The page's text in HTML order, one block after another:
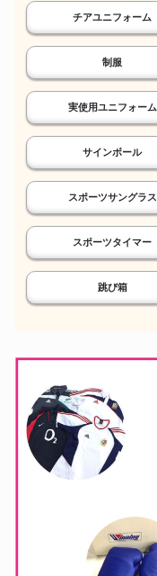
チアユニフォーム
制服
実使用ユニフォーム
サインボール
スポーツサングラス
スポーツタイマー
跳び箱